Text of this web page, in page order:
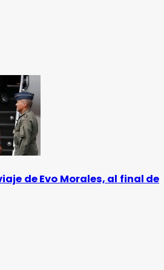
de Evo Morales, al final de